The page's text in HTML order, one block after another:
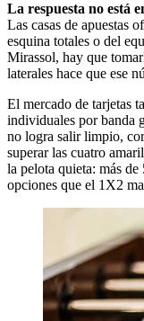
La respuesta no está
Las casas de apuestas
esquina totales o del
Mirassol, hay que
laterales hace que ese
El mercado de tarjetas
individuales por banda
no logra salir limpio,
superar las cuatro
la pelota quieta: más
opciones que el 1X2